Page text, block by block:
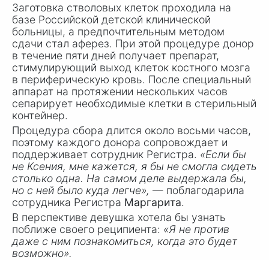
Заготовка стволовых клеток проходила на
базе Российской детской клинической
больницы, а предпочтительным методом
сдачи стал аферез. При этой процедуре донор
в течение пяти дней получает препарат,
стимулирующий выход клеток костного мозга
в периферическую кровь. После специальный
аппарат на протяжении нескольких часов
сепарирует необходимые клетки в стерильный
контейнер.
Процедура сбора длится около восьми часов,
поэтому каждого донора сопровождает и
поддерживает сотрудник Регистра. «Если бы
не Ксения, мне кажется, я бы не смогла сидеть
столько одна. На самом деле выдержала бы,
но с ней было куда легче», — поблагодарила
сотрудника Регистра Маргарита.
В перспективе девушка хотела бы узнать
поближе своего реципиента: «Я не против
даже с ним познакомиться, когда это будет
возможно».